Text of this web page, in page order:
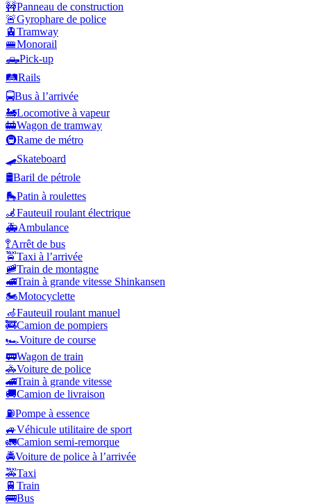
🚧Panneau de construction
🚨Gyrophare de police
🚊Tramway
🚝Monorail
🛻Pick-up
🛤️Rails
🚍Bus à l’arrivée
🚂Locomotive à vapeur
🚋Wagon de tramway
🚇Rame de métro
🛹Skateboard
🛢️Baril de pétrole
🛼Patin à roulettes
🦼Fauteuil roulant électrique
🚑Ambulance
🚏Arrêt de bus
🚖Taxi à l’arrivée
🚞Train de montagne
🚅Train à grande vitesse Shinkansen
🏍️Motocyclette
🦽Fauteuil roulant manuel
🚒Camion de pompiers
🏎️Voiture de course
🚃Wagon de train
🚓Voiture de police
🚄Train à grande vitesse
🚚Camion de livraison
⛽Pompe à essence
🚙Véhicule utilitaire de sport
🚛Camion semi-remorque
🚔Voiture de police à l’arrivée
🚕Taxi
🚆 Train
🚌Bus